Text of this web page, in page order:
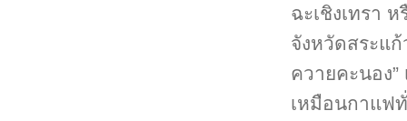
ฉะเชิงเทรา
จังหวัดสระแ
ควายคะนอง
เหมือนกาแฟ